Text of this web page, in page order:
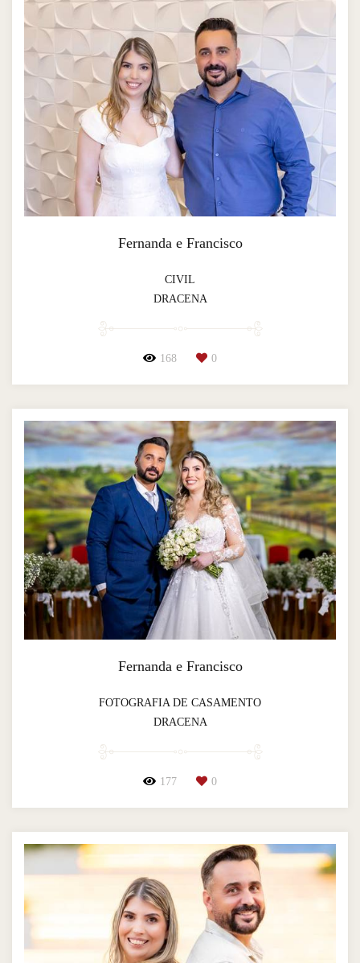
Fernanda e Francisco
CIVIL
DRACENA
168 0
Fernanda e Francisco
FOTOGRAFIA DE CASAMENTO
DRACENA
177 0